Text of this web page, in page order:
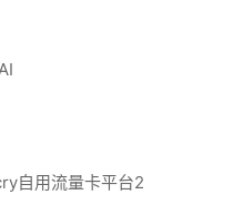
AI
自用流量卡平台2